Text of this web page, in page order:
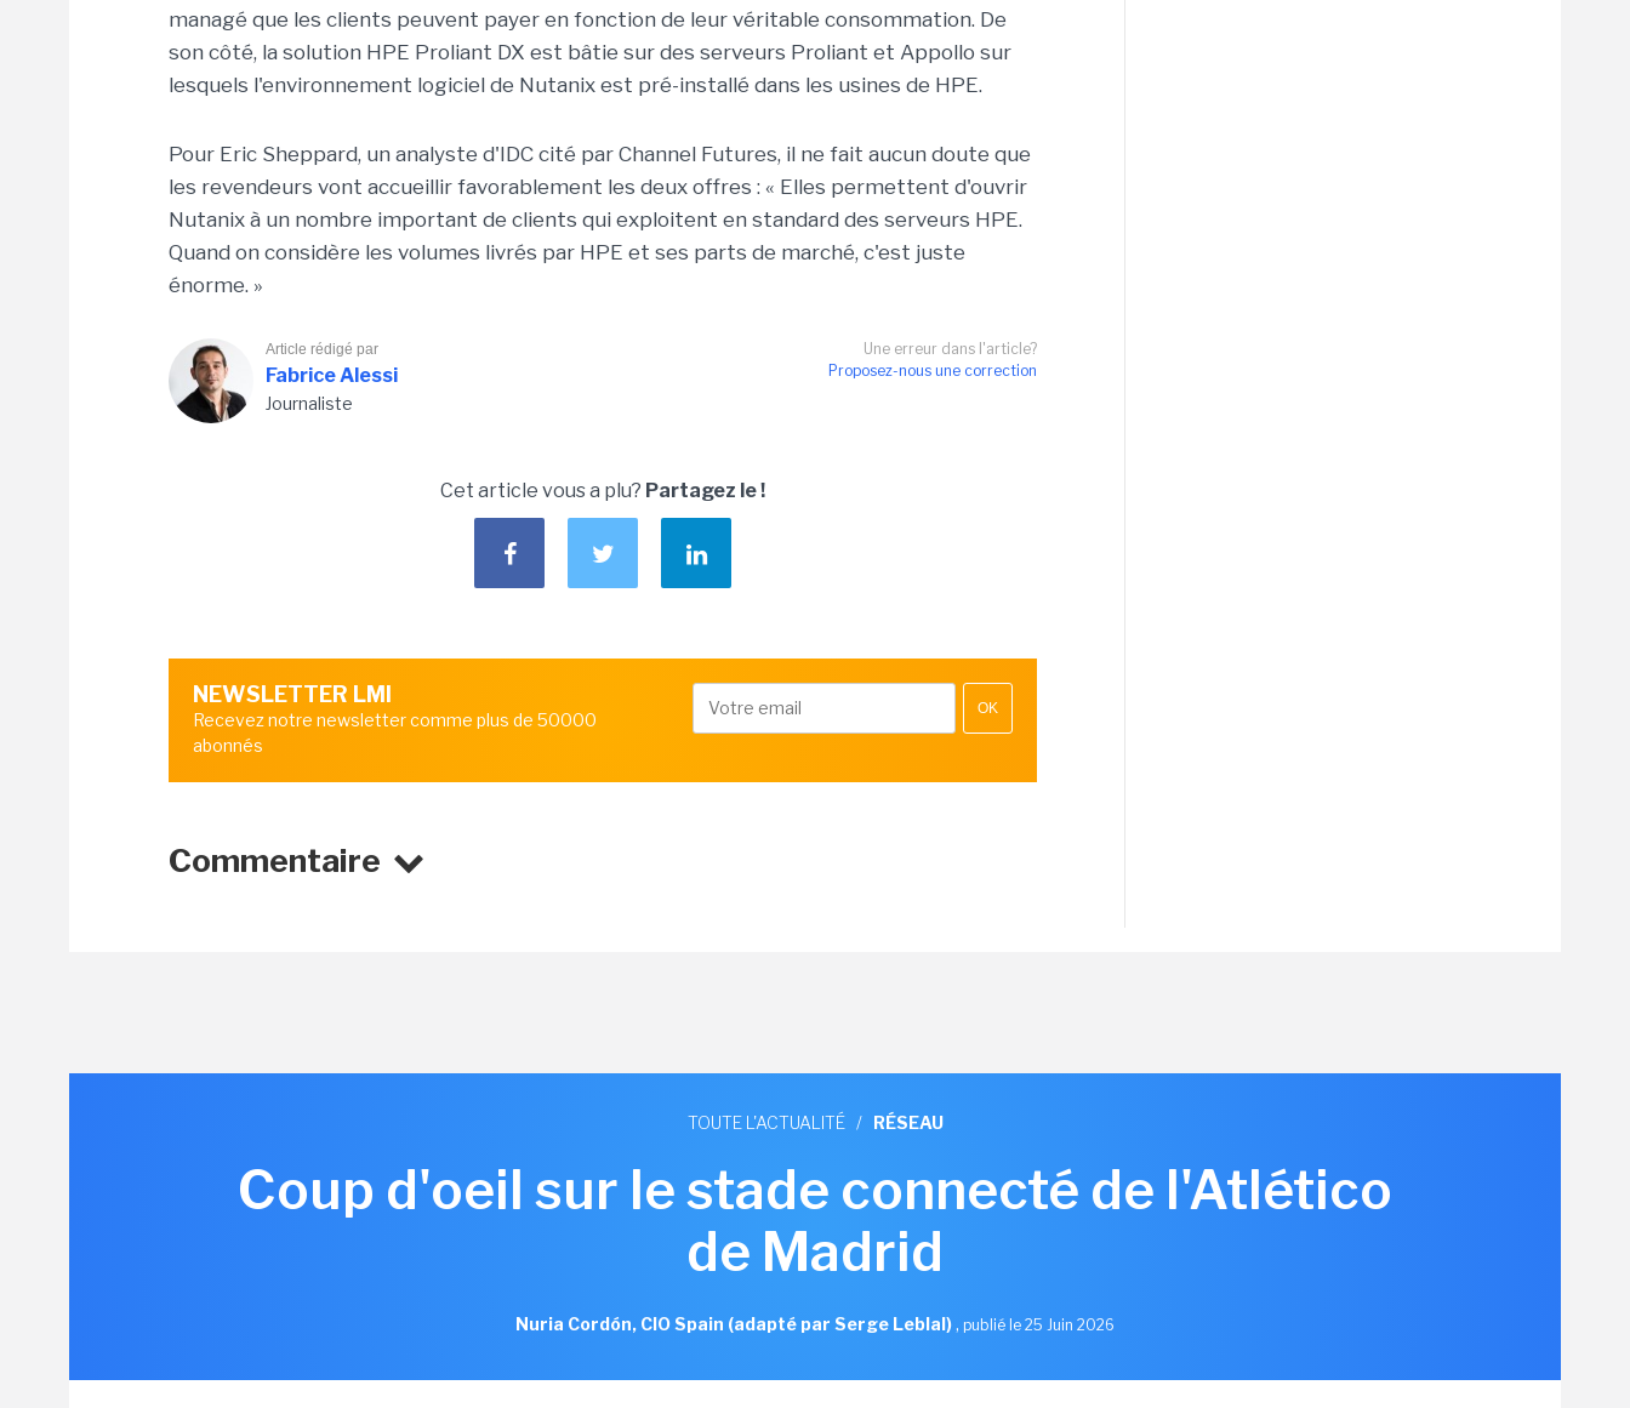
managé que les clients peuvent payer en fonction de leur véritable consommation. De
son côté, la solution HPE Proliant DX est bâtie sur des serveurs Proliant et Appollo sur
lesquels l'environnement logiciel de Nutanix est pré-installé dans les usines de HPE.
Pour Eric Sheppard, un analyste d'IDC cité par Channel Futures, il ne fait aucun doute que
les revendeurs vont accueillir favorablement les deux offres : « Elles permettent d'ouvrir
Nutanix à un nombre important de clients qui exploitent en standard des serveurs HPE.
Quand on considère les volumes livrés par HPE et ses parts de marché, c'est juste
énorme. »
Une erreur dans l'article?
Proposez-nous une correction
Article rédigé par
Fabrice Alessi
Journaliste
Cet article vous a plu? Partagez le !
NEWSLETTER LMI
Recevez notre newsletter comme plus de 50000
abonnés
OK
Commentaire
TOUTE L'ACTUALITÉ / RÉSEAU
Coup d'oeil sur le stade connecté de l'Atlético
de Madrid
Nuria Cordón, CIO Spain (adapté par Serge Leblal), publié le 25 Juin 2026